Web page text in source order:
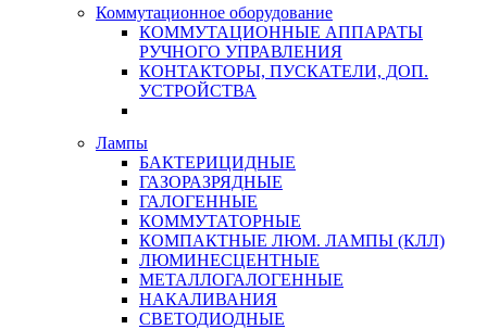
Коммутационное оборудование
КОММУТАЦИОННЫЕ АППАРАТЫ
РУЧНОГО УПРАВЛЕНИЯ
КОНТАКТОРЫ, ПУСКАТЕЛИ, ДОП.
УСТРОЙСТВА
Лампы
БАКТЕРИЦИДНЫЕ
ГАЗОРАЗРЯДНЫЕ
ГАЛОГЕННЫЕ
КОММУТАТОРНЫЕ
КОМПАКТНЫЕ ЛЮМ. ЛАМПЫ (КЛЛ)
ЛЮМИНЕСЦЕНТНЫЕ
МЕТАЛЛОГАЛОГЕННЫЕ
НАКАЛИВАНИЯ
СВЕТОДИОДНЫЕ